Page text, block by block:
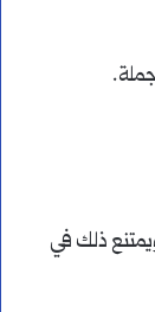
ذلك في